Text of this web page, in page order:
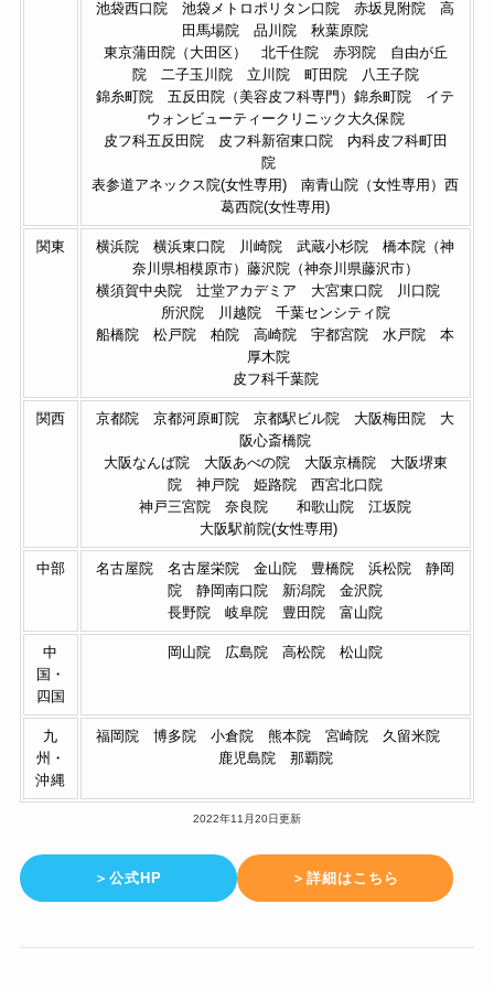
池袋西口院 池袋メトロポリタン口院 赤坂見附院 高
田馬場院 品川院 秋葉原院
東京蒲田院（大田区） 北千住院 赤羽院 自由が丘
院 二子玉川院 立川院 町田院 八王子院
錦糸町院 五反田院（美容皮フ科専門）錦糸町院 イテ
ウォンビューティークリニック大久保院
皮フ科五反田院 皮フ科新宿東口院 内科皮フ科町田
院
表参道アネックス院(女性専用) 南青山院（女性専用）西
葛西院(女性専用)
関東
横浜院 横浜東口院 川崎院 武蔵小杉院 橋本院（神
奈川県相模原市）藤沢院（神奈川県藤沢市）
横須賀中央院 辻堂アカデミア 大宮東口院 川口院
所沢院 川越院 千葉センシティ院
船橋院 松戸院 柏院 高崎院 宇都宮院 水戸院 本
厚木院
皮フ科千葉院
関西
京都院 京都河原町院 京都駅ビル院 大阪梅田院 大
阪心斎橋院
大阪なんば院 大阪あべの院 大阪京橋院 大阪堺東
院 神戸院 姫路院 西宮北口院
神戸三宮院 奈良院 和歌山院 江坂院
大阪駅前院(女性専用)
中部
名古屋院 名古屋栄院 金山院 豊橋院 浜松院 静岡
院 静岡南口院 新潟院 金沢院
長野院 岐阜院 豊田院 富山院
中
国・
四国
岡山院 広島院 高松院 松山院
九
州・
沖縄
福岡院 博多院 小倉院 熊本院 宮崎院 久留米院
鹿児島院 那覇院
2022年11月20日更新
＞公式HP ＞詳細はこちら